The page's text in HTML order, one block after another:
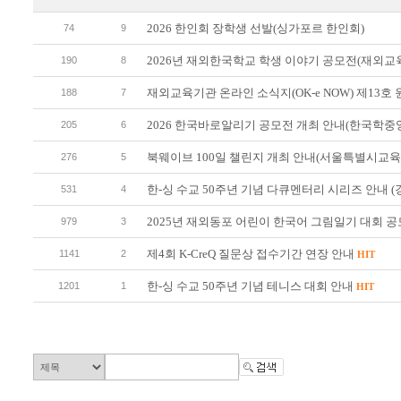
74 9 2026 한인회 장학생 선발(싱가포르 한인회)
190 8 2026년 재외한국학교 학생 이야기 공모전(재외
188 7 재외교육기관 온라인 소식지(OK-e NOW) 제13호
205 6 2026 한국바로알리기 공모전 개최 안내(한국학
276 5 북웨이브 100일 챌린지 개최 안내(서울특별시교
531 4 한-싱 수교 50주년 기념 다큐멘터리 시리즈 안내 (
979 3 2025년 재외동포 어린이 한국어 그림일기 대회
1141 2 제4회 K-CreQ 질문상 접수기간 연장 안내 HIT
1201 1 한-싱 수교 50주년 기념 테니스 대회 안내 HIT